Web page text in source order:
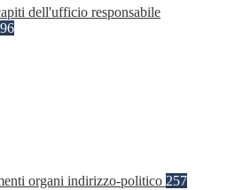
dell'ufficio responsabile
organi indirizzo-politico 257